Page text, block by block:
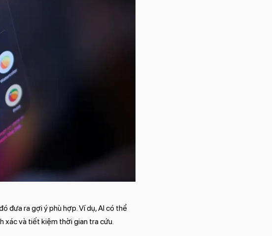
đưa ra gợi ý phù hợp. Ví dụ, AI có thể
xác và tiết kiệm thời gian tra cứu.